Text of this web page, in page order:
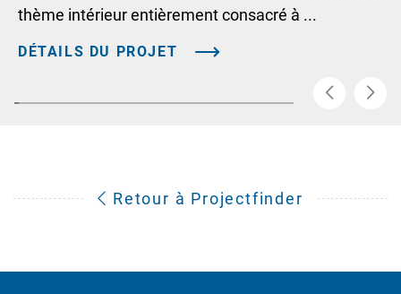
thème intérieur entièrement consacré à ...
DÉTAILS DU PROJET
Retour à Projectfinder